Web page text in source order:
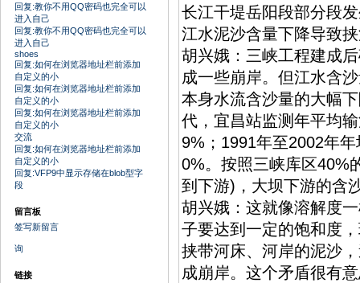
回复:教你不用QQ密码也完全可以
进入自己
回复:教你不用QQ密码也完全可以
进入自己
shoes
回复:如何在浏览器地址栏前添加
自定义的小
回复:如何在浏览器地址栏前添加
自定义的小
回复:如何在浏览器地址栏前添加
自定义的小
交流
回复:如何在浏览器地址栏前添加
自定义的小
回复:VFP9中显示存储在blob型字
段
留言板
签写新留言
询
链接
长江干堤岳阳段部分段
江水泥沙含量下降导致
胡兴娥：三峡工程建成
成一些崩岸。但江水含
本身水流含沙量的大幅
代，宜昌站监测年平均
9%；1991年至2002年
0%。按照三峡库区40%
到下游)，大坝下游的含
胡兴娥：这就像溶解度
子要达到一定的饱和度
挟带河床、河岸的泥沙
成崩岸。这个矛盾很有